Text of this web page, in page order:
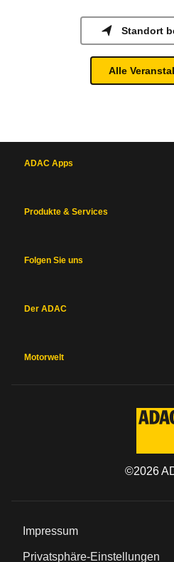
Standort
Alle
ADAC Apps
Produkte & Services
Folgen Sie uns
Der ADAC
Motorwelt
©2026
Impressum
Privatsphäre-Einstellungen